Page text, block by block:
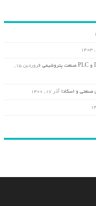
فروردین ۱۵,
و اسکادا آذر ۱۷, ۱۴۰۰